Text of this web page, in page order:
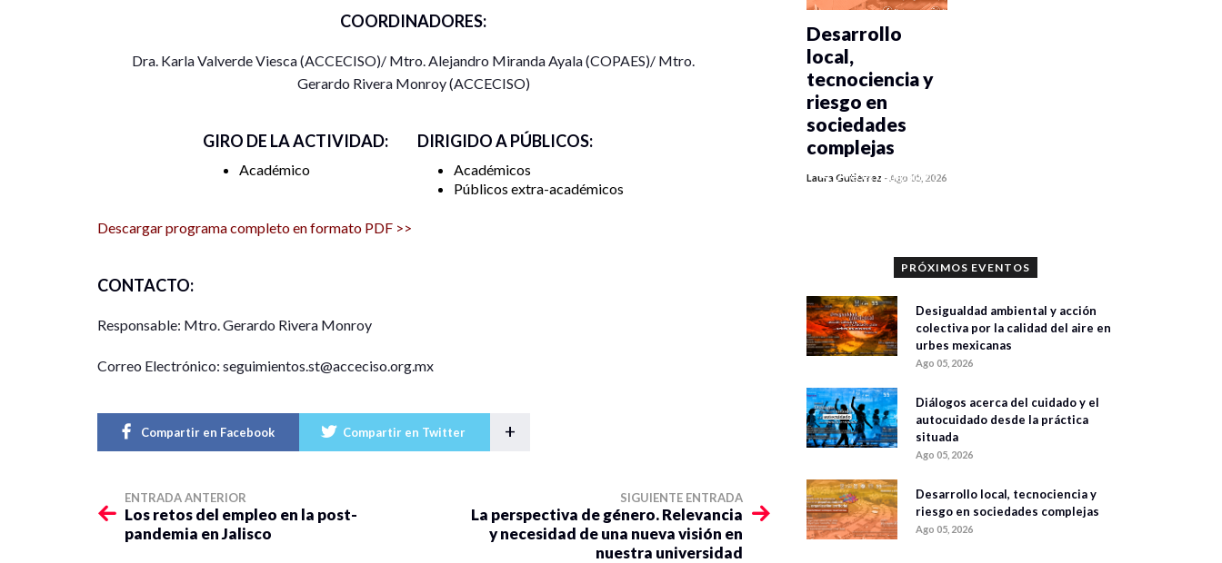
COORDINADORES:
Dra. Karla Valverde Viesca (ACCECISO)/ Mtro. Alejandro Miranda Ayala (COPAES)/ Mtro.
Gerardo Rivera Monroy (ACCECISO)
GIRO DE LA ACTIVIDAD:
Académico
DIRIGIDO A PÚBLICOS:
Académicos
Públicos extra-académicos
Descargar programa completo en formato PDF >>
CONTACTO:
Responsable: Mtro. Gerardo Rivera Monroy
Correo Electrónico: seguimientos.st@acceciso.org.mx
Compartir en Facebook Compartir en Twitter +
ENTRADA ANTERIOR
Los retos del empleo en la post-
pandemia en Jalisco
SIGUIENTE ENTRADA
La perspectiva de género. Relevancia
y necesidad de una nueva visión en
nuestra universidad
0 veces compartido
Desarrollo
local,
tecnociencia y
riesgo en
sociedades
complejas
Laura Gutiérrez -Ago 05, 2026
PRÓXIMOS EVENTOS
Desigualdad ambiental y acción
colectiva por la calidad del aire en
urbes mexicanas
Ago 05, 2026
Diálogos acerca del cuidado y el
autocuidado desde la práctica
situada
Ago 05, 2026
Desarrollo local, tecnociencia y
riesgo en sociedades complejas
Ago 05, 2026